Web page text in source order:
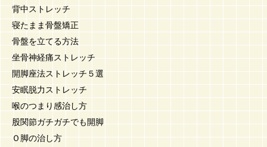
背中ストレッチ
寝たまま骨盤矯正
骨盤を立てる方法
坐骨神経痛ストレッチ
開脚座法ストレッチ５選
安眠脱力ストレッチ
喉のつまり感治し方
股関節ガチガチでも開脚
Ｏ脚の治し方